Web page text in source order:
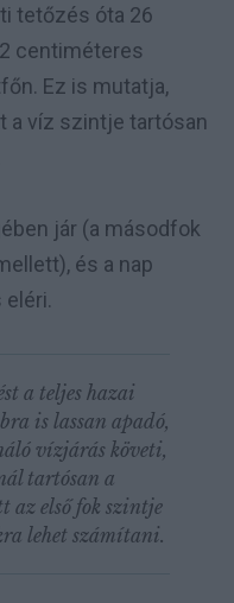
tetőzés óta 26
centiméteres
Ez is mutatja,
a víz szintje tartósan
jár (a másodfok
és a nap
a teljes hazai
is lassan apadó,
vízjárás követi,
tartósan a
az első fok szintje
lehet számítani.